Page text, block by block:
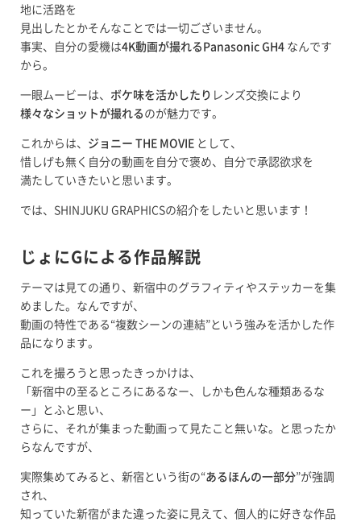
地に活路を
見出したとかそんなことでは一切ございません。
事実、自分の愛機は4K動画が撮れるPanasonic GH4 なんです
から。
一眼ムービーは、 ボケ味を活かしたり レンズ交換により
様々なショットが撮れる のが魅力です。
これからは、 ジョニー THE MOVIE として、
惜しげも無く自分の動画を自分で褒め、自分で承認欲求を
満たしていきたいと思います。
では、SHINJUKU GRAPHICSの紹介をしたいと思います！
じょにGによる作品解説
テーマは見ての通り、新宿中のグラフィティやステッカーを集
めました。なんですが、
動画の特性である“複数シーンの連結”という強みを活かした作
品になります。
これを撮ろうと思ったきっかけは、
「新宿中の至るところにあるなー、しかも色んな種類あるな
ー」とふと思い、
さらに、それが集まった動画って見たこと無いな。と思ったか
らなんですが、
実際集めてみると、新宿という街の“あるほんの一部分”が強調
され、
知っていた新宿がまた違った姿に見えて、個人的に好きな作品